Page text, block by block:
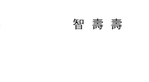
hiền 智 壽 壽